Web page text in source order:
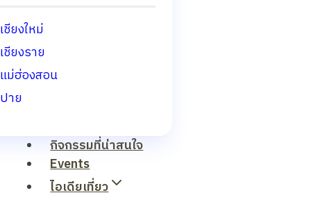
เชียงใหม่
เชียงราย
แม่ฮ่องสอน
ปาย
กิจกรรมที่น่าสนใจ
Events
ไอเดียเที่ยว